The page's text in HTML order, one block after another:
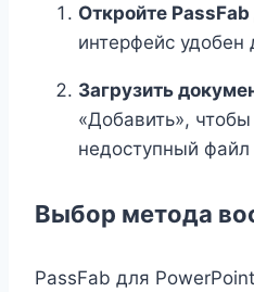
Откройте
интерфейс удобен
Загрузить
«Добавить», чтобы
недоступный
Выбор метода
PassFab для